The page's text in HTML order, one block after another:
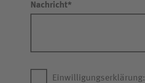
Nachricht
Einwilligungserklärung: